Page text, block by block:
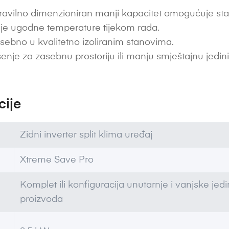
dimenzioniran manji kapacitet omogućuje
ugodne temperature tijekom rada.
u kvalitetno izoliranim stanovima.
za zasebnu prostoriju ili manju smještajnu
Zidni inverter split klima uređaj
Xtreme Save Pro
Komplet ili konfiguracija unutarnje i vanjske
proizvoda